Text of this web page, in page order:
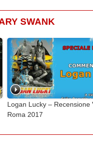
SWANK
Logan Lucky – Recensione
Roma 2017